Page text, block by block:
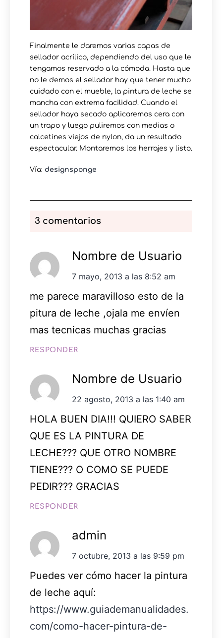
Finalmente le daremos varias capas de
sellador acrílico, dependiendo del uso que le
tengamos reservado a la cómoda. Hasta que
no le demos el sellador hay que tener mucho
cuidado con el mueble, la pintura de leche se
mancha con extrema facilidad. Cuando el
sellador haya secado aplicaremos cera con
un trapo y luego puliremos con medias o
calcetines viejos de nylon, da un resultado
espectacular. Montaremos los herrajes y listo.
Vía: designsponge
3 comentarios
Nombre de Usuario
7 mayo, 2013 a las 8:52 am
me parece maravilloso esto de la
pitura de leche ,ojala me envíen
mas tecnicas muchas gracias
RESPONDER
Nombre de Usuario
22 agosto, 2013 a las 1:40 am
HOLA BUEN DIA!!! QUIERO SABER
QUE ES LA PINTURA DE
LECHE??? QUE OTRO NOMBRE
TIENE??? O COMO SE PUEDE
PEDIR??? GRACIAS
RESPONDER
admin
7 octubre, 2013 a las 9:59 pm
Puedes ver cómo hacer la pintura
de leche aquí:
https://www.guiademanualidades.
com/como-hacer-pintura-de-